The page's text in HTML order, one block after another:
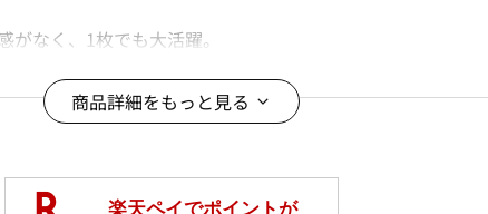
がなく、1枚でも大活躍。
他のアイテムと合わせても◎。
商品詳細をもっと見る